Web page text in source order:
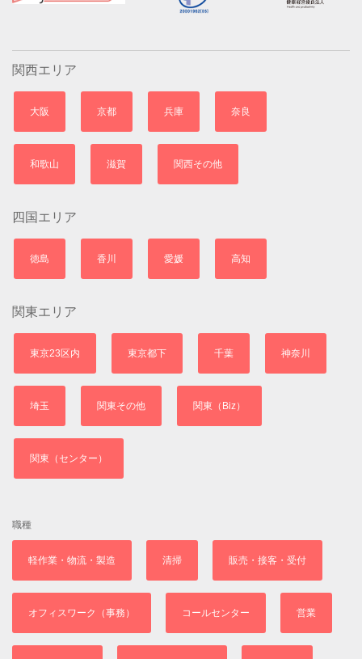
関西エリア
大阪 京都 兵庫 奈良
和歌山 滋賀 関西その他
四国エリア
徳島 香川 愛媛 高知
関東エリア
東京23区内 東京都下 千葉 神奈川
埼玉 関東その他 関東（Biz）
関東（センター）
職種
軽作業・物流・製造 清掃 販売・接客・受付
オフィスワーク（事務） コールセンター 営業